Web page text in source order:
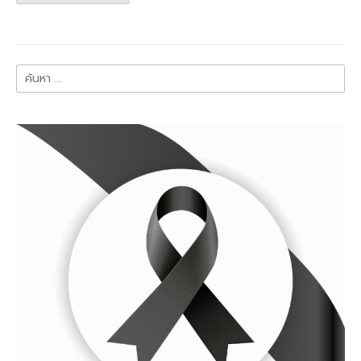
ค้นหา
สำหรับ: